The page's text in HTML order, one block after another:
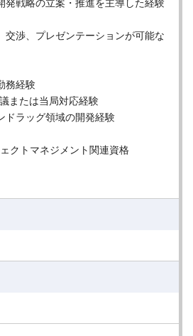
発戦略の立案・推進を主導した経験
交渉、プレゼンテーションが可能な
務経験
または当局対応経験
ドラッグ領域の開発経験
クトマネジメント関連資格